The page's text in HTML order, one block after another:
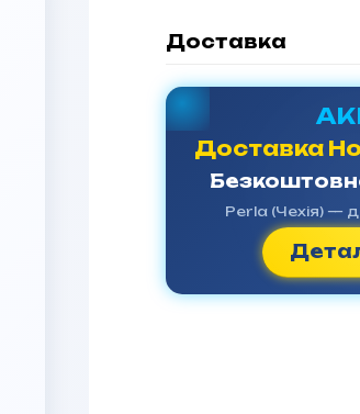
Доставка
Доставка
Perla (Чехія) —